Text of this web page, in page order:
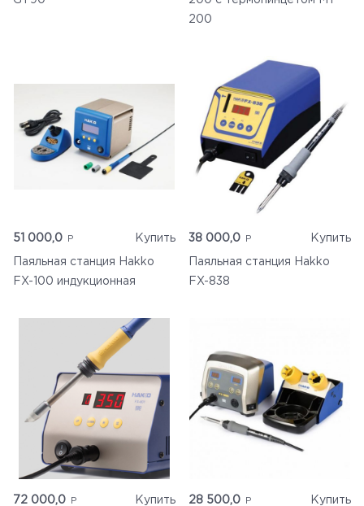
200
51 000,0 Купить
Паяльная станция Hakko
FX-100 индукционная
38 000,0 Купить
Паяльная станция Hakko
FX-838
72 000,0 Купить 28 500,0 Купить